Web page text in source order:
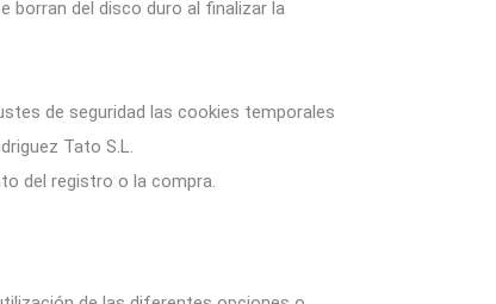
borran del disco duro al finalizar la
de seguridad las cookies temporales
Tato S.L.
del registro o la compra.